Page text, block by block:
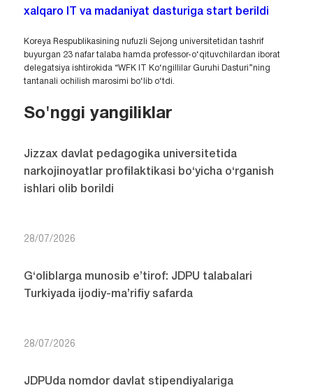
xalqaro IT va madaniyat dasturiga start berildi
Koreya Respublikasining nufuzli Sejong universitetidan tashrif
buyurgan 23 nafar talaba hamda professor-o‘qituvchilardan iborat
delegatsiya ishtirokida “WFK IT Ko‘ngillilar Guruhi Dasturi”ning
tantanali ochilish marosimi bo‘lib o‘tdi.
So'nggi yangiliklar
Jizzax davlat pedagogika universitetida
narkojinoyatlar profilaktikasi bo‘yicha o‘rganish
ishlari olib borildi
28/07/2026
G‘oliblarga munosib e’tirof: JDPU talabalari
Turkiyada ijodiy-ma’rifiy safarda
28/07/2026
JDPUda nomdor davlat stipendiyalariga